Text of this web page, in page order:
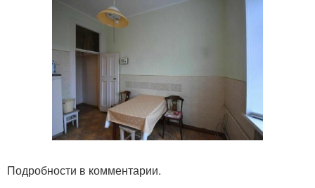
Подробности в комментарии.